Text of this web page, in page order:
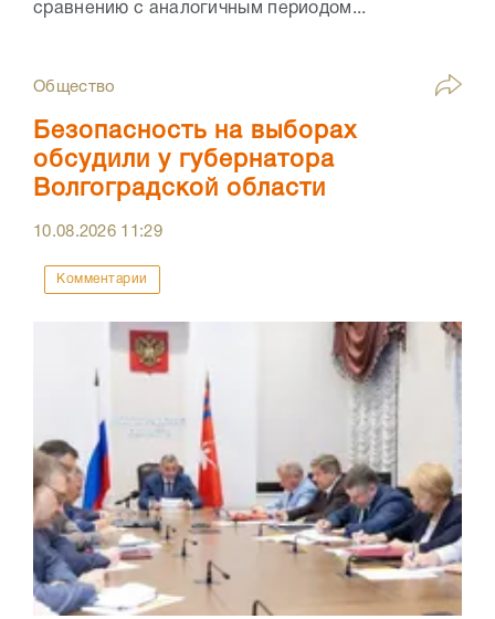
сравнению с аналогичным периодом...
Общество
Безопасность на выборах
обсудили у губернатора
Волгоградской области
10.08.2026 11:29
Комментарии